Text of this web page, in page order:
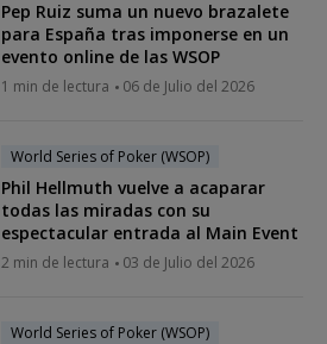
Pep Ruiz suma un nuevo brazalete
para España tras imponerse en un
evento online de las WSOP
1 min de lectura 06 de Julio del 2026
World Series of Poker (WSOP)
Phil Hellmuth vuelve a acaparar
todas las miradas con su
espectacular entrada al Main Event
2 min de lectura 03 de Julio del 2026
World Series of Poker (WSOP)